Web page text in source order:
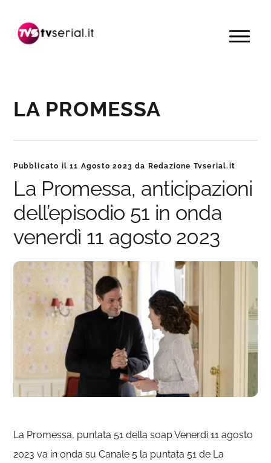
navigazione
contenuto
barra
MENU
LA PROMESSA
Pubblicato il11 Agosto 2023 da Redazione Tvserial.it
La Promessa, anticipazioni
dell’episodio 51 in onda
venerdì 11 agosto 2023
La Promessa, puntata 51 della soap Venerdì 11 agosto
2023 va in onda su Canale 5 la puntata 51 de La